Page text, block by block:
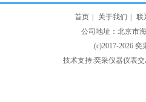
首页 关于我们
联
公司地址：北京市
(c)2017-2026
技术支持:奕采仪器仪表